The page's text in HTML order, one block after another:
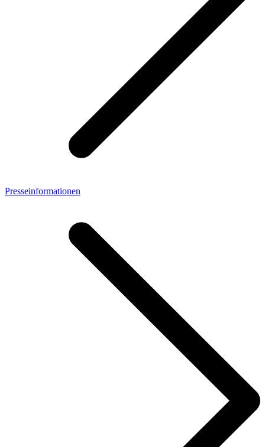
Presseinformationen